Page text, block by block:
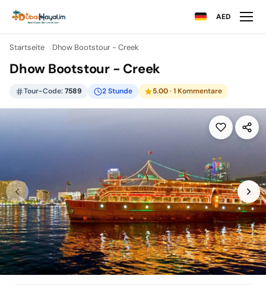
AED
Startseite Dhow Bootstour - Creek
Dhow Bootstour - Creek
Tour-Code:7589 2 Stunde 5.00· 1 Kommentare